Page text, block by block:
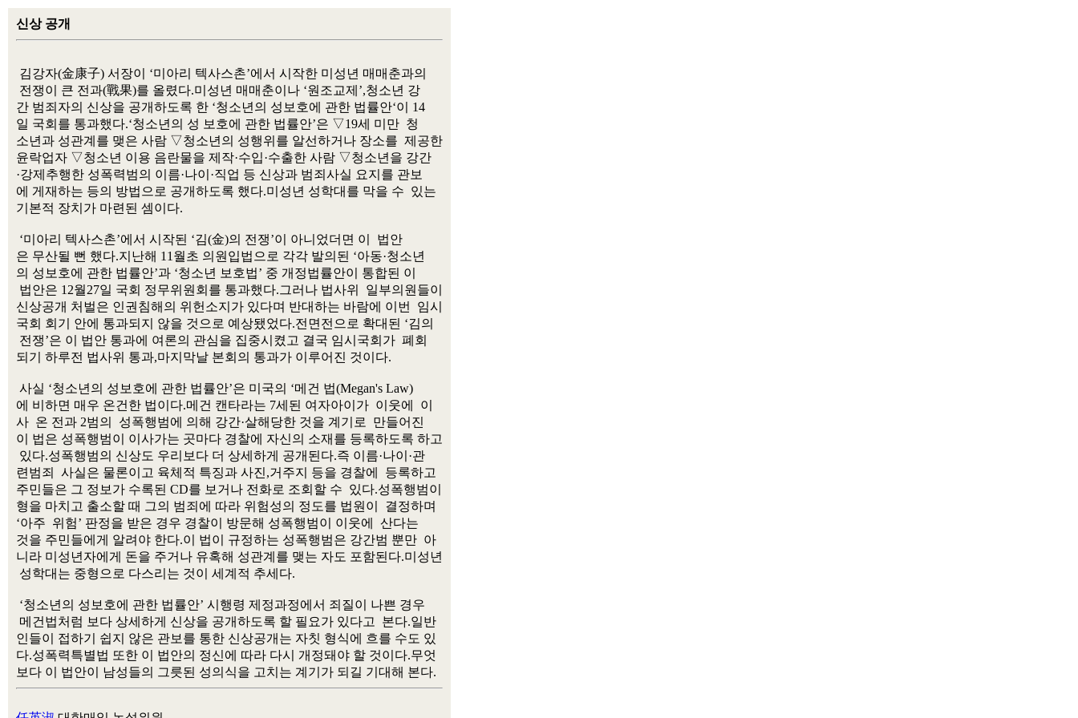
신상 공개
김강자(金康子) 서장이 ‘미아리 텍사스촌’에서 시작한 미성년 매매춘과의
전쟁이 큰 전과(戰果)를 올렸다.미성년 매매춘이나 ‘원조교제’,청소년 강
간 범죄자의 신상을 공개하도록 한 ‘청소년의 성보호에 관한 법률안‘이 14
일 국회를 통과했다.‘청소년의 성 보호에 관한 법률안’은 ▽19세 미만  청
소년과 성관계를 맺은 사람 ▽청소년의 성행위를 알선하거나 장소를  제공한
윤락업자 ▽청소년 이용 음란물을 제작·수입·수출한 사람 ▽청소년을 강간
·강제추행한 성폭력범의 이름·나이·직업 등 신상과 범죄사실 요지를 관보
에 게재하는 등의 방법으로 공개하도록 했다.미성년 성학대를 막을 수  있는
기본적 장치가 마련된 셈이다.
‘미아리 텍사스촌’에서 시작된 ‘김(金)의 전쟁’이 아니었더면 이  법안
은 무산될 뻔 했다.지난해 11월초 의원입법으로 각각 발의된 ‘아동·청소년
의 성보호에 관한 법률안’과 ‘청소년 보호법’ 중 개정법률안이 통합된 이
법안은 12월27일 국회 정무위원회를 통과했다.그러나 법사위  일부의원들이
신상공개 처벌은 인권침해의 위헌소지가 있다며 반대하는 바람에 이번  임시
국회 회기 안에 통과되지 않을 것으로 예상됐었다.전면전으로 확대된 ‘김의
전쟁’은 이 법안 통과에 여론의 관심을 집중시켰고 결국 임시국회가  폐회
되기 하루전 법사위 통과,마지막날 본회의 통과가 이루어진 것이다.
사실 ‘청소년의 성보호에 관한 법률안’은 미국의 ‘메건 법(Megan's Law)
에 비하면 매우 온건한 법이다.메건 캔타라는 7세된 여자아이가  이웃에  이
사  온 전과 2범의  성폭행범에 의해 강간·살해당한 것을 계기로  만들어진
이 법은 성폭행범이 이사가는 곳마다 경찰에 자신의 소재를 등록하도록 하고
있다.성폭행범의 신상도 우리보다 더 상세하게 공개된다.즉 이름·나이·관
련범죄  사실은 물론이고 육체적 특징과 사진,거주지 등을 경찰에  등록하고
주민들은 그 정보가 수록된 CD를 보거나 전화로 조회할 수  있다.성폭행범이
형을 마치고 출소할 때 그의 범죄에 따라 위험성의 정도를 법원이  결정하며
‘아주  위험’ 판정을 받은 경우 경찰이 방문해 성폭행범이 이웃에  산다는
것을 주민들에게 알려야 한다.이 법이 규정하는 성폭행범은 강간범 뿐만  아
니라 미성년자에게 돈을 주거나 유혹해 성관계를 맺는 자도 포함된다.미성년
성학대는 중형으로 다스리는 것이 세계적 추세다.
‘청소년의 성보호에 관한 법률안’ 시행령 제정과정에서 죄질이 나쁜 경우
메건법처럼 보다 상세하게 신상을 공개하도록 할 필요가 있다고  본다.일반
인들이 접하기 쉽지 않은 관보를 통한 신상공개는 자칫 형식에 흐를 수도 있
다.성폭력특별법 또한 이 법안의 정신에 따라 다시 개정돼야 할 것이다.무엇